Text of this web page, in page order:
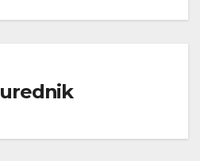
urednik